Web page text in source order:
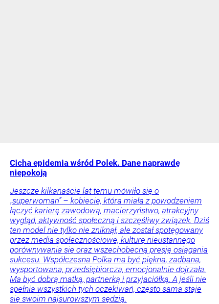
Cicha epidemia wśród Polek. Dane naprawdę
niepokoją
Jeszcze kilkanaście lat temu mówiło się o
„superwoman” – kobiecie, która miała z powodzeniem
łączyć karierę zawodową, macierzyństwo, atrakcyjny
wygląd, aktywność społeczną i szczęśliwy związek. Dziś
ten model nie tylko nie zniknął, ale został spotęgowany
przez media społecznościowe, kulturę nieustannego
porównywania się oraz wszechobecną presję osiągania
sukcesu. Współczesna Polka ma być piękna, zadbana,
wysportowana, przedsiębiorcza, emocjonalnie dojrzała.
Ma być dobrą matką, partnerką i przyjaciółką. A jeśli nie
spełnia wszystkich tych oczekiwań, często sama staje
się swoim najsurowszym sędzią.